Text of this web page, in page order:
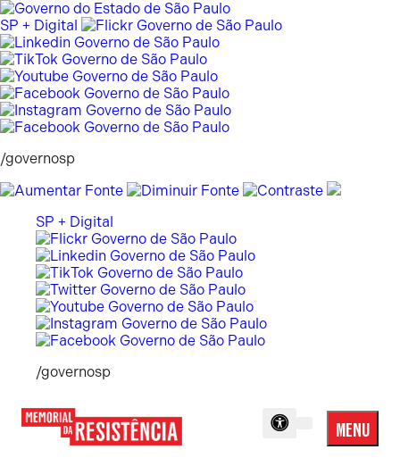
Pular
para
o
conteúdo
SP + Digital
/governosp
SP + Digital
/governosp
MENU
Menu